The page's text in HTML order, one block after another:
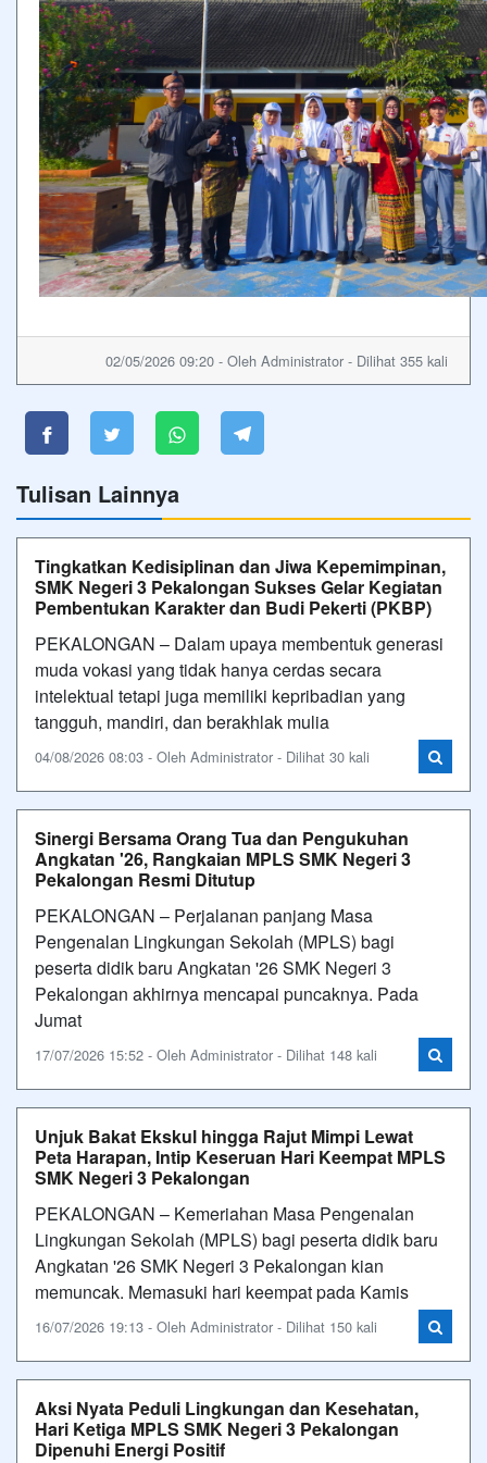
02/05/2026 09:20 - Oleh Administrator - Dilihat 355 kali
Tulisan Lainnya
Tingkatkan Kedisiplinan dan Jiwa Kepemimpinan,
SMK Negeri 3 Pekalongan Sukses Gelar Kegiatan
Pembentukan Karakter dan Budi Pekerti (PKBP)
PEKALONGAN – Dalam upaya membentuk generasi
muda vokasi yang tidak hanya cerdas secara
intelektual tetapi juga memiliki kepribadian yang
tangguh, mandiri, dan berakhlak mulia
04/08/2026 08:03 - Oleh Administrator - Dilihat 30 kali
Sinergi Bersama Orang Tua dan Pengukuhan
Angkatan '26, Rangkaian MPLS SMK Negeri 3
Pekalongan Resmi Ditutup
PEKALONGAN – Perjalanan panjang Masa
Pengenalan Lingkungan Sekolah (MPLS) bagi
peserta didik baru Angkatan '26 SMK Negeri 3
Pekalongan akhirnya mencapai puncaknya. Pada
Jumat
17/07/2026 15:52 - Oleh Administrator - Dilihat 148 kali
Unjuk Bakat Ekskul hingga Rajut Mimpi Lewat
Peta Harapan, Intip Keseruan Hari Keempat MPLS
SMK Negeri 3 Pekalongan
PEKALONGAN – Kemeriahan Masa Pengenalan
Lingkungan Sekolah (MPLS) bagi peserta didik baru
Angkatan '26 SMK Negeri 3 Pekalongan kian
memuncak. Memasuki hari keempat pada Kamis
16/07/2026 19:13 - Oleh Administrator - Dilihat 150 kali
Aksi Nyata Peduli Lingkungan dan Kesehatan,
Hari Ketiga MPLS SMK Negeri 3 Pekalongan
Dipenuhi Energi Positif